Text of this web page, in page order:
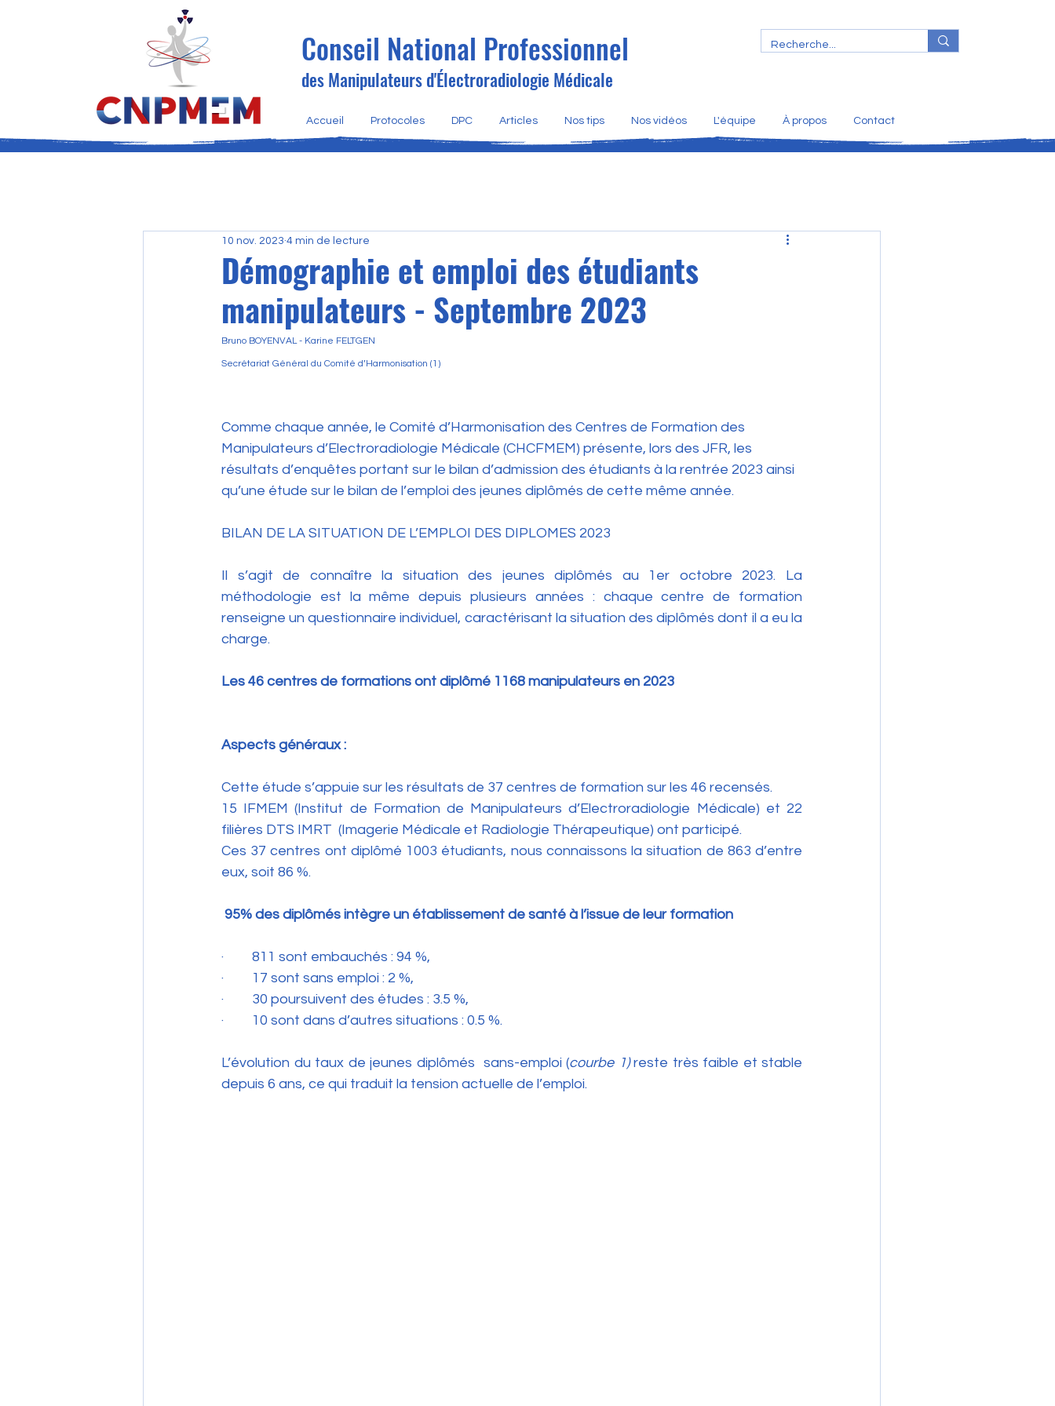
Conseil National Professionnel
des Manipulateurs d'Électroradiologie Médicale
Accueil Protocoles DPC Articles Nos tips Nos vidéos L'équipe À propos Contact
Démographie et emploi des étudiants
manipulateurs - Septembre 2023
10 nov. 2023 4 min de lecture
Bruno BOYENVAL - Karine FELTGEN
Secrétariat Général du Comité d’Harmonisation (1)
Comme chaque année, le Comité d’Harmonisation des Centres de Formation des
Manipulateurs d’Electroradiologie Médicale (CHCFMEM) présente, lors des JFR, les
résultats d’enquêtes portant sur le bilan d’admission des étudiants à la rentrée 2023 ainsi
qu’une étude sur le bilan de l’emploi des jeunes diplômés de cette même année.
BILAN DE LA SITUATION DE L’EMPLOI DES DIPLOMES 2023
Il s’agit de connaître la situation des jeunes diplômés au 1er octobre 2023. La
méthodologie est la même depuis plusieurs années : chaque centre de formation
renseigne un questionnaire individuel, caractérisant la situation des diplômés dont il a eu la
charge.
Les 46 centres de formations ont diplômé 1168 manipulateurs en 2023
Aspects généraux :
Cette étude s’appuie sur les résultats de 37 centres de formation sur les 46 recensés.
15 IFMEM (Institut de Formation de Manipulateurs d’Electroradiologie Médicale) et 22
filières DTS IMRT  (Imagerie Médicale et Radiologie Thérapeutique) ont participé.
Ces 37 centres ont diplômé 1003 étudiants, nous connaissons la situation de 863 d’entre
eux, soit 86 %.
95% des diplômés intègre un établissement de santé à l’issue de leur formation
·         811 sont embauchés : 94 %,
·         17 sont sans emploi : 2 %,
·         30 poursuivent des études : 3.5 %,
·         10 sont dans d’autres situations : 0.5 %.
L’évolution du taux de jeunes diplômés  sans-emploi (courbe 1) reste très faible et stable
depuis 6 ans, ce qui traduit la tension actuelle de l’emploi.